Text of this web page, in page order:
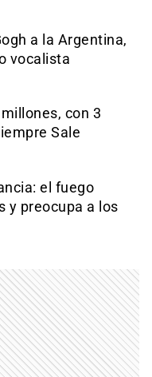
a la Argentina,
vocalista
con 3
Sale
el fuego
y preocupa a los